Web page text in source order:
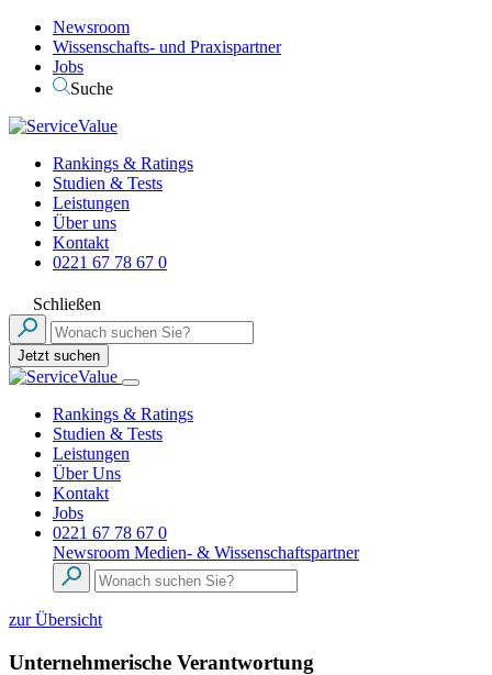
Newsroom
Wissenschafts- und Praxispartner
Jobs
Suche
Rankings & Ratings
Studien & Tests
Leistungen
Über uns
Kontakt
0221 67 78 67 0
Schließen
Jetzt suchen
Rankings & Ratings
Studien & Tests
Leistungen
Über Uns
Kontakt
Jobs
0221 67 78 67 0
Newsroom Medien- & Wissenschaftspartner
zur Übersicht
Unternehmerische Verantwortung